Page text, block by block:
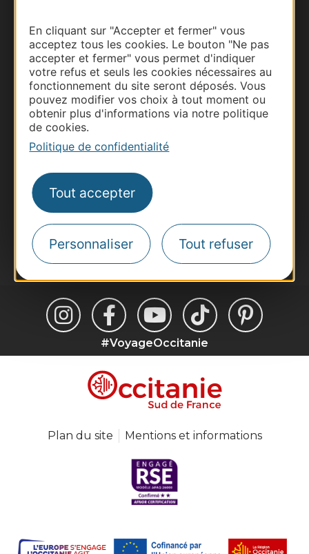
En cliquant sur "Accepter et fermer" vous
acceptez tous les cookies. Le bouton "Ne pas
accepter et fermer" vous permet d'indiquer
votre refus et seuls les cookies nécessaires au
fonctionnement du site seront déposés. Vous
pouvez modifier vos choix à tout moment ou
obtenir plus d'informations via notre politique
de cookies.
Politique de confidentialité
Tout accepter
Personnaliser Tout refuser
Thermalisme
Business/Mice
Pros d'Occitanie
Site presse et d'influence
Voyagistes
Inscrivez-vous à la lettre d'information
Destination Occitanie pour recevoir des
Je m'abonne
#VoyageOccitanie
Plan du site Mentions et informations